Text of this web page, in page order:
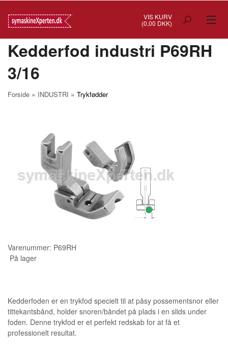
VIS KURV
(0,00 DKK)
TILBUD
SYMASKINER
BRODERIMASKINER
BRUGTE/DEMO
MASKIN TILBEHØR
KURSER
Kedderfod industri P69RH
3/16
Forside » INDUSTRI » Trykfødder
Varenummer: P69RH
På lager
Kedderfoden er en trykfod specielt til at påsy possementsnor eller
tittekantsbånd, holder snoren/båndet på plads i en slids under
foden. Denne trykfod er et perfekt redskab for at få et
professionelt resultat.